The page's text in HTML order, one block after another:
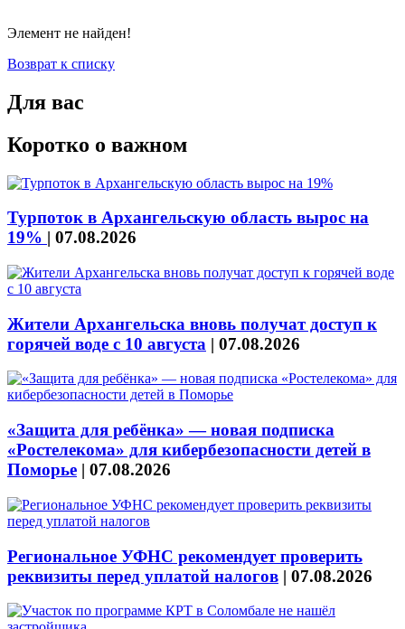
Элемент не найден!
Возврат к списку
Для вас
Коротко о важном
Турпоток в Архангельскую область вырос на
19% | 07.08.2026
Жители Архангельска вновь получат доступ к
горячей воде с 10 августа | 07.08.2026
«Защита для ребёнка» — новая подписка
«Ростелекома» для кибербезопасности детей в
Поморье | 07.08.2026
Региональное УФНС рекомендует проверить
реквизиты перед уплатой налогов | 07.08.2026